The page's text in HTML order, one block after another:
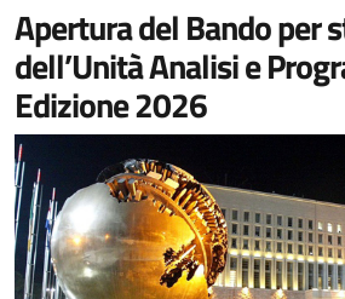
Apertura del Bando per
dell’Unità Analisi e
Edizione 2026